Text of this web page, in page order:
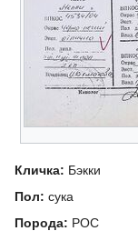
Кличка: Бэкки
Пол: сука
Порода: РОС